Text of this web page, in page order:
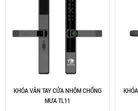
KHÓA VÂN TAY CỬA NHÔM CHỐNG
MƯA TL11